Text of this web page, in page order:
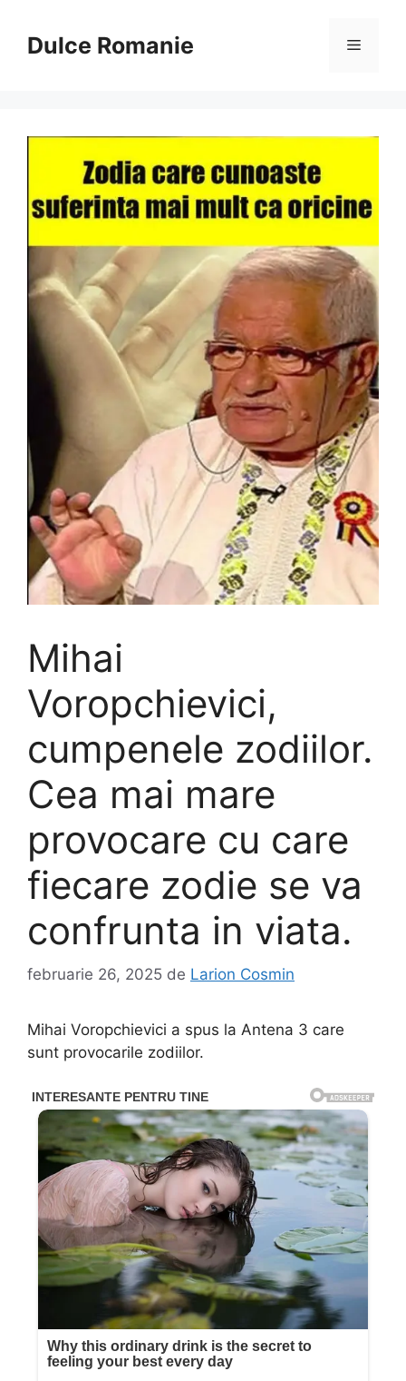
conținutDulce Romanie Meniu
Mihai
Voropchievici,
cumpenele zodiilor.
Cea mai mare
provocare cu care
fiecare zodie se va
confrunta in viata.
februarie 26, 2025 de Larion Cosmin
Mihai Voropchievici a spus la Antena 3 care
sunt provocarile zodiilor.